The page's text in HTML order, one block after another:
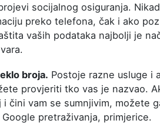
socijalnog osiguranja.
preko telefona, čak i ako
vaših podataka najbolji je
broja. Postoje razne usluge i
provjeriti tko vas je nazvao.
čini vam se sumnjivim, možete
pretraživanja, primjerice.